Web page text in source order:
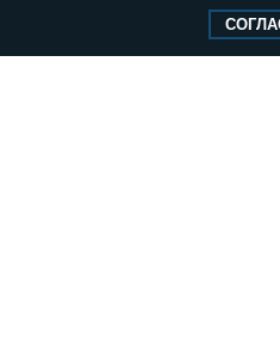
Свидетельство о регистрации Эл №